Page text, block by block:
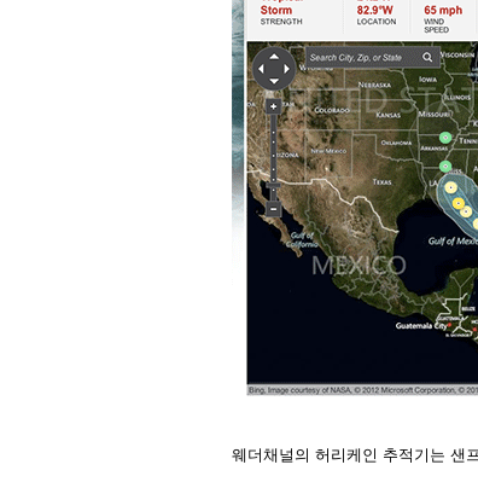
웨더채널의 허리케인 추적기는 샌